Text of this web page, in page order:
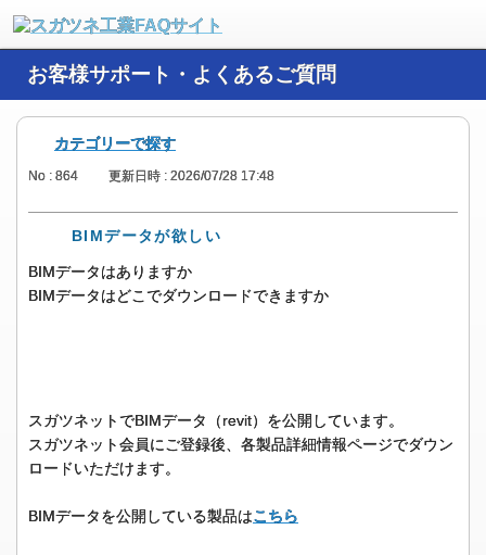
お客様サポート・よくあるご質問
カテゴリーで探す
No : 864 更新日時 : 2026/07/28 17:48
BIMデータが欲しい
BIMデータはありますか
BIMデータはどこでダウンロードできますか
スガツネットでBIMデータ（revit）を公開しています。
スガツネット会員にご登録後、各製品詳細情報ページでダウン
ロードいただけます。
BIMデータを公開している製品はこちら